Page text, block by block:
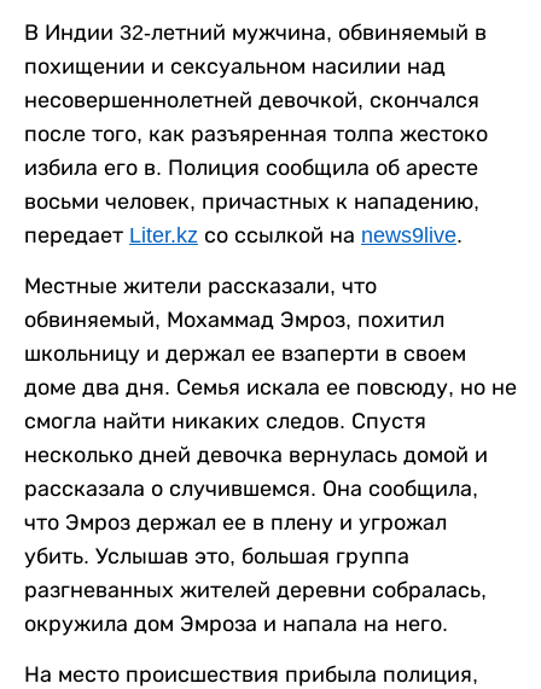
В Индии 32-летний мужчина, обвиняемый в
похищении и сексуальном насилии над
несовершеннолетней девочкой, скончался
после того, как разъяренная толпа жестоко
избила его в. Полиция сообщила об аресте
восьми человек, причастных к нападению,
передает Liter.kz со ссылкой на news9live.
Местные жители рассказали, что
обвиняемый, Мохаммад Эмроз, похитил
школьницу и держал ее взаперти в своем
доме два дня. Семья искала ее повсюду, но не
смогла найти никаких следов. Спустя
несколько дней девочка вернулась домой и
рассказала о случившемся. Она сообщила,
что Эмроз держал ее в плену и угрожал
убить. Услышав это, большая группа
разгневанных жителей деревни собралась,
окружила дом Эмроза и напала на него.
На место происшествия прибыла полиция,